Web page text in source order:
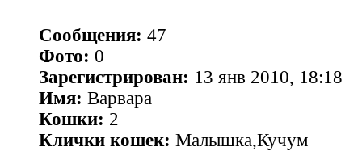
Сообщения: 47
Фото: 0
Зарегистрирован: 13 янв 2010, 18:18
Имя: Варвара
Кошки: 2
Клички кошек: Малышка,Кучум